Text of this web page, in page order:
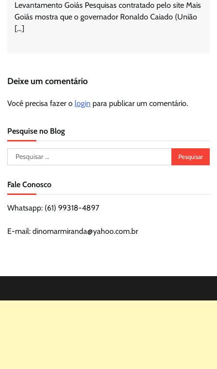
Levantamento Goiás Pesquisas contratado pelo site Mais
Goiás mostra que o governador Ronaldo Caiado (União
[…]
Deixe um comentário
Você precisa fazer o login para publicar um comentário.
Pesquise no Blog
Pesquisar
por:
Fale Conosco
Whatsapp: (61) 99318-4897
E-mail: dinomarmiranda@yahoo.com.br